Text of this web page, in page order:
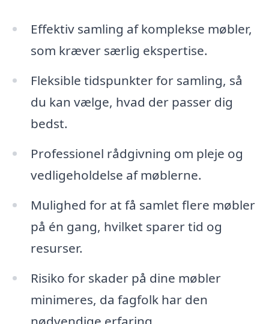
Effektiv samling af komplekse møbler,
som kræver særlig ekspertise.
Fleksible tidspunkter for samling, så
du kan vælge, hvad der passer dig
bedst.
Professionel rådgivning om pleje og
vedligeholdelse af møblerne.
Mulighed for at få samlet flere møbler
på én gang, hvilket sparer tid og
resurser.
Risiko for skader på dine møbler
minimeres, da fagfolk har den